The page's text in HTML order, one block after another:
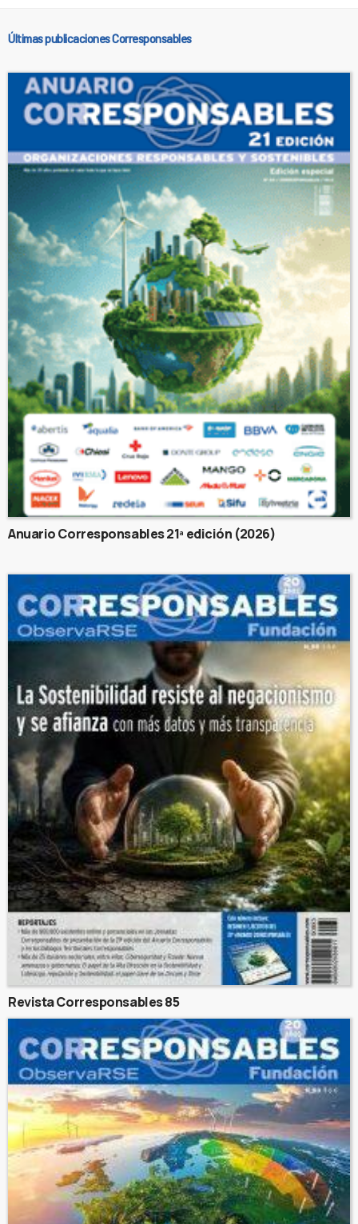
Últimas publicaciones Corresponsables
Anuario Corresponsables 21ª edición (2026)
Revista Corresponsables 85